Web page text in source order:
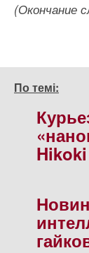
(Окончание
По темі:
Hikoki